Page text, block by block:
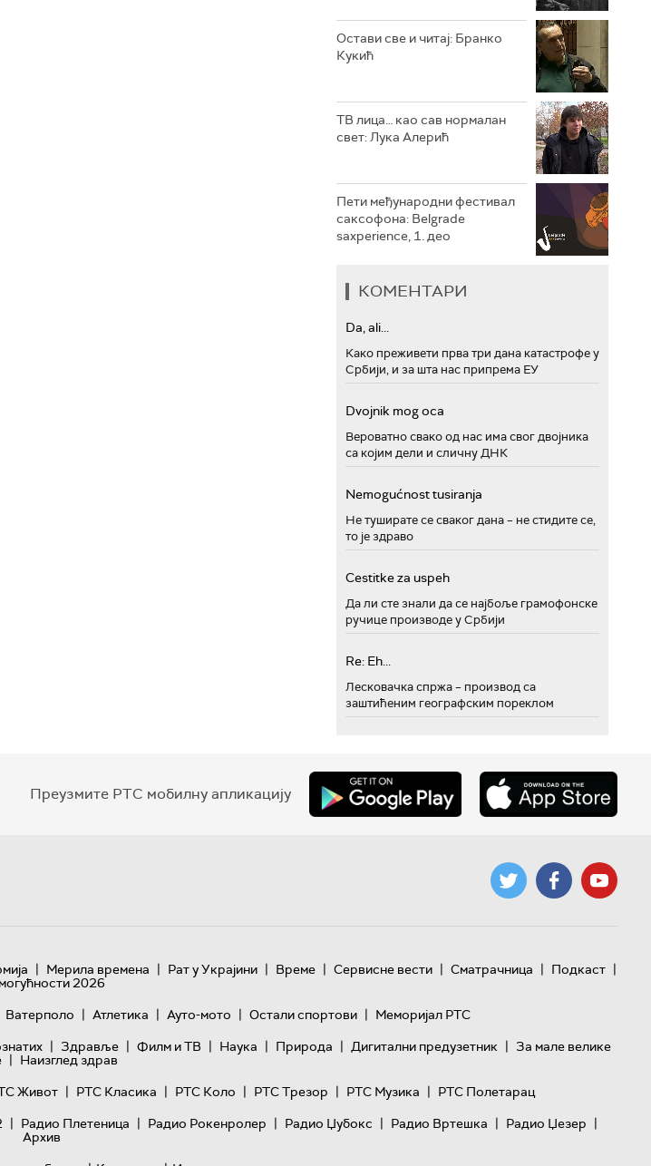
РТС МУЗИКА
РТС ПОЛЕТАРАЦ
Остави све и читај: Бранко
Кукић
ТВ лица… као сав нормалан
свет: Лука Алерић
Пети међународни фестивал
саксофона: Belgrade
saxperience, 1. део
КОМЕНТАРИ
Da, ali...
Како преживети прва три дана катастрофе у
Србији, и за шта нас припрема ЕУ
Dvojnik mog oca
Вероватно свако од нас има свог двојника
са којим дели и сличну ДНК
Nemogućnost tusiranja
Не туширате се сваког дана – не стидите се,
то је здраво
Cestitke za uspeh
Да ли сте знали да се најбоље грамофонске
ручице производе у Србији
Re: Eh...
Лесковачка спржа – производ са
заштићеним географским пореклом
Преузмите РТС мобилну апликацију
| Мерила времена | Рат у Украјини | Време | Сервисне вести | Сматрачница | Подкаст |
2026
Ватерполо | Атлетика | Ауто-мото | Остали спортови | Меморијал РТС
| Здравље | Филм и ТВ | Наука | Природа | Дигитални предузетник | За мале велике
| Наизглед здрав
Живот | РТС Класика | РТС Коло | РТС Трезор | РТС Музика | РТС Полетарац
| Радио Плетеница | Радио Рокенролер | Радио Џубокс | Радио Вртешка | Радио Џезер |
Архив